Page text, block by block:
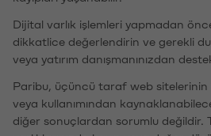
Dijital varlık işlemleri yapmadan
dikkatlice değerlendirin ve gerekli
veya yatırım danışmanınızdan
Paribu, üçüncü taraf web sitelerinin
veya kullanımından
diğer sonuçlardan sorumlu değildir.